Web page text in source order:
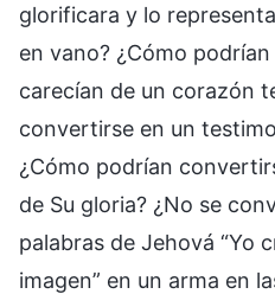
glorificara y lo
en vano? ¿Cómo
carecían de un corazón
convertirse en un
¿Cómo podrían
de Su gloria? ¿No se
palabras de Jehová “Yo
imagen” en un arma en